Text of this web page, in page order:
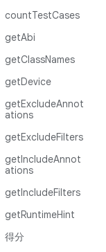
countTestCases
getAbi
getClassNames
getDevice
getExcludeAnnot
ations
getExcludeFilters
getIncludeAnnot
ations
getIncludeFilters
getRuntimeHint
得分